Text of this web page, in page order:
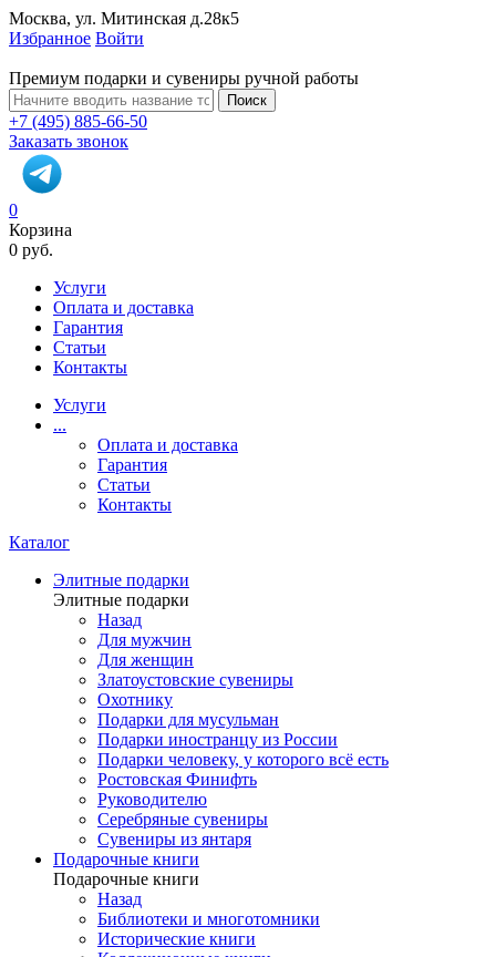
Москва, ул. Митинская д.28к5
Избранное Войти
Премиум подарки и сувениры ручной работы
Поиск
+7 (495) 885-66-50
Заказать звонок
0
Корзина
0 руб.
Услуги
Оплата и доставка
Гарантия
Статьи
Контакты
Услуги
...
Оплата и доставка
Гарантия
Статьи
Контакты
Каталог
Элитные подарки
Элитные подарки
Назад
Для мужчин
Для женщин
Златоустовские сувениры
Охотнику
Подарки для мусульман
Подарки иностранцу из России
Подарки человеку, у которого всё есть
Ростовская Финифть
Руководителю
Серебряные сувениры
Сувениры из янтаря
Подарочные книги
Подарочные книги
Назад
Библиотеки и многотомники
Исторические книги